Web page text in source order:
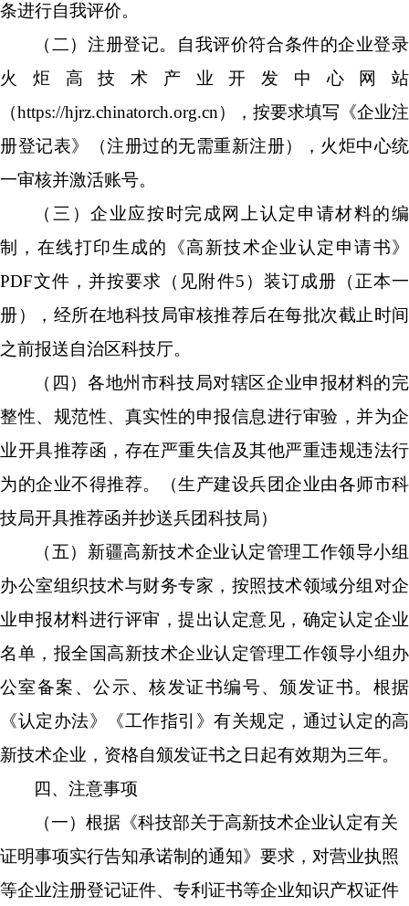
条进行自我评价。
（二）注册登记。自我评价符合条件的企业登录
火炬高技术产业开发中心网站
（https://hjrz.chinatorch.org.cn），按要求填写《企业注
册登记表》（注册过的无需重新注册），火炬中心统
一审核并激活账号。
（三 ）企业应按时完成网上认定申请材料的编
制，在线打印生成的《高新技术企业认定申请书》
PDF文件，并按要求（见附件5 ）装订成册（正本一
册），经所在地科技局审核推荐后在每批次截止时间
之前报送自治区科技厅。
（四）各地州市科技局对辖区企业申报材料的完
整性、规范性、真实性的申报信息进行审验，并为企
业开具推荐函，存在严重失信及其他严重违规违法行
为的企业不得推荐。
（生产建设兵团企业由各师市科
技局开具推荐函并抄送兵团科技局）
（五）新疆高新技术企业认定管理工作领导小组
办公室组织技术与财务专家，按照技术领域分组对企
业申报材料进行评审，提出认定意见，确定认定企业
名单，报全国高新技术企业认定管理工作领导小组办
公室备案、公示、核发证书编号、颁发证书。根据
《认定办法》《工作指引》有关规定，通过认定的高
新技术企业，资格自颁发证书之日起有效期为三年。
四、注意事项
（一）根据《科技部关于高新技术企业认定有关
证明事项实行告知承诺制的通知》要求，对营业执照
等企业注册登记证件、专利证书等企业知识产权证件